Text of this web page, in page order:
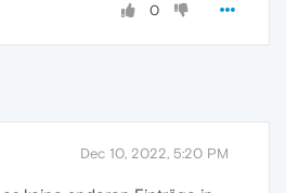
0
Dec 10, 2022, 5:20 PM